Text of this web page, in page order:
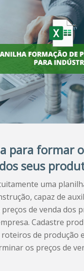
para formar
seus
uma
capaz de
de venda dos
Cadastre
de produção
os preços de